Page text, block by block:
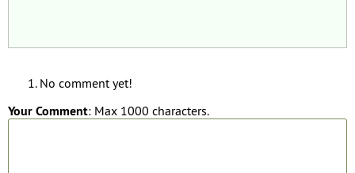
No comment yet!
Your Comment: Max 1000 characters.